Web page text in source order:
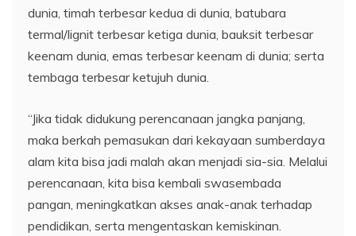
dunia, timah terbesar kedua di dunia, batubara
termal/lignit terbesar ketiga dunia, bauksit terbesar
keenam dunia, emas terbesar keenam di dunia; serta
tembaga terbesar ketujuh dunia.
“Jika tidak didukung perencanaan jangka panjang,
maka berkah pemasukan dari kekayaan sumberdaya
alam kita bisa jadi malah akan menjadi sia-sia. Melalui
perencanaan, kita bisa kembali swasembada
pangan, meningkatkan akses anak-anak terhadap
pendidikan, serta mengentaskan kemiskinan.